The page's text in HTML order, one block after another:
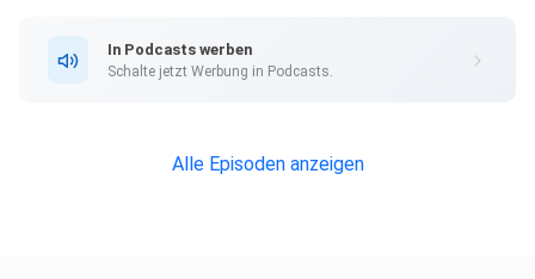
In Podcasts werben
Schalte jetzt Werbung in Podcasts.
Alle Episoden anzeigen